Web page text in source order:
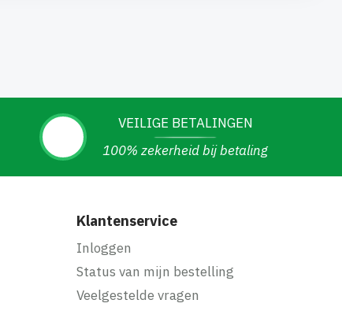
VEILIGE BETALINGEN
100% zekerheid bij betaling
Klantenservice
Inloggen
Status van mijn bestelling
Veelgestelde vragen